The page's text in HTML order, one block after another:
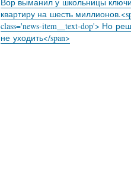
квартиру на шесть
class='news-item__text-dop'> Но
не уходить</span>